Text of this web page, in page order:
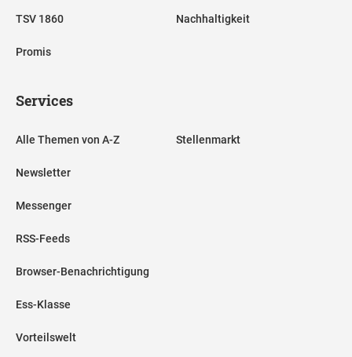
TSV 1860
Promis
Nachhaltigkeit
Services
Alle Themen von A-Z
Newsletter
Messenger
RSS-Feeds
Browser-Benachrichtigung
Ess-Klasse
Vorteilswelt
Stellenmarkt